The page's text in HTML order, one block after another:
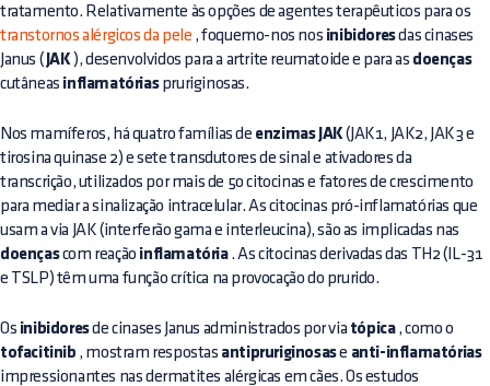
tratamento. Relativamente às opções de agentes terapêuticos para os
transtornos alérgicos da pele , foquemo-nos nos inibidoresdas cinases
Janus ( JAK ), desenvolvidos para a artrite reumatoide e para as doenças
cutâneas inflamatóriaspruriginosas.
Nos mamíferos, há quatro famílias de enzimas JAK(JAK1, JAK2, JAK3 e
tirosina quinase 2) e sete transdutores de sinal e ativadores da
transcrição, utilizados por mais de 50 citocinas e fatores de crescimento
para mediar a sinalização intracelular. As citocinas pró-inflamatórias que
usam a via JAK (interferão gama e interleucina), são as implicadas nas
doençascom reação inflamatória. As citocinas derivadas das TH2 (IL-31
e TSLP) têm uma função crítica na provocação do prurido.
Os inibidoresde cinases Janus administrados por via tópica, como o
tofacitinib , mostram respostas antipruriginosase anti-inflamatórias
impressionantes nas dermatites alérgicas em cães. Os estudos